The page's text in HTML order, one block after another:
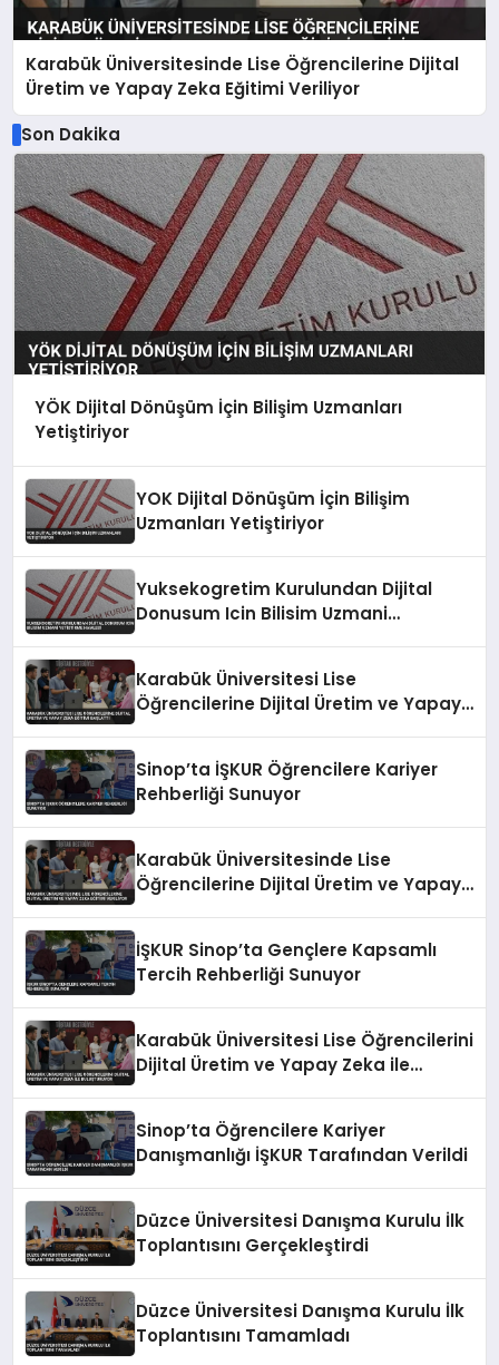
Karabük Üniversitesinde Lise Öğrencilerine Dijital
Üretim ve Yapay Zeka Eğitimi Veriliyor
Son Dakika
YÖK Dijital Dönüşüm İçin Bilişim Uzmanları
Yetiştiriyor
YOK Dijital Dönüşüm İçin Bilişim
Uzmanları Yetiştiriyor
Yuksekogretim Kurulundan Dijital
Donusum Icin Bilisim Uzmani
Karabük Üniversitesi Lise
Öğrencilerine Dijital Üretim ve Yapay
Sinop’ta İŞKUR Öğrencilere Kariyer
Rehberliği Sunuyor
Karabük Üniversitesinde Lise
Öğrencilerine Dijital Üretim ve Yapay
İŞKUR Sinop’ta Gençlere Kapsamlı
Tercih Rehberliği Sunuyor
Karabük Üniversitesi Lise Öğrencilerini
Dijital Üretim ve Yapay Zeka ile
Sinop’ta Öğrencilere Kariyer
Danışmanlığı İŞKUR Tarafından Verildi
Düzce Üniversitesi Danışma Kurulu İlk
Toplantısını Gerçekleştirdi
Düzce Üniversitesi Danışma Kurulu İlk
Toplantısını Tamamladı